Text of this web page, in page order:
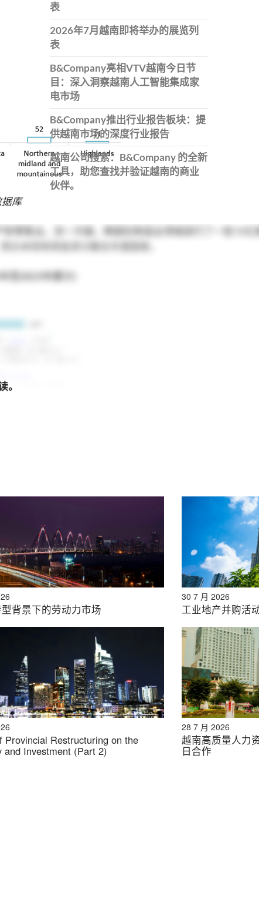
库
零售业。另一方面，韩国在制造业领域进行了一些10
日本则将其投资分散在东盟国家。
至2023年累计)
消费者调查和商业配对。此外，我们近期还建立了一
。
背景下的劳动力市场
30 7 月 2026
工业地产并购活
Provincial Restructuring on the
and Investment (Part 2)
28 7 月 2026
越南高质量人力
日合作
表
2026年7月越南即将举办的展览列
表
B&Company亮相VTV越南今日节
目：深入洞察越南人工智能集成家
电市场
B&Company推出行业报告板块：提
供越南市场的深度行业报告
越南公司搜索：B&Company 的全新
工具，助您查找并验证越南的商业
伙伴。